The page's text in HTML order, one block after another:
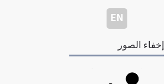
EN
إخفاء الصور